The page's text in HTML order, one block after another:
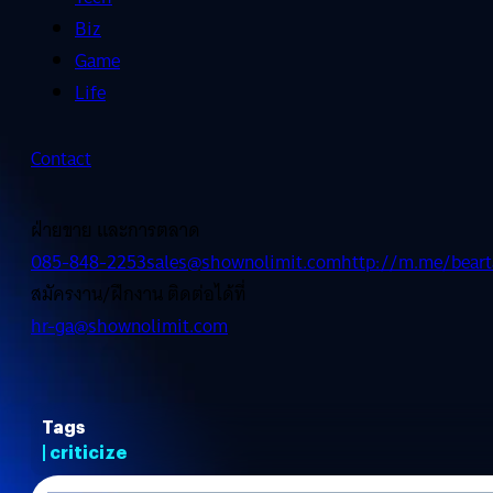
Biz
Game
Life
Contact
ฝ่ายขาย และการตลาด
085-848-2253sales@shownolimit.comhttp://m.me/
สมัครงาน/ฝึกงาน ติดต่อได้ที่
hr-ga@shownolimit.com
Tags
| criticize